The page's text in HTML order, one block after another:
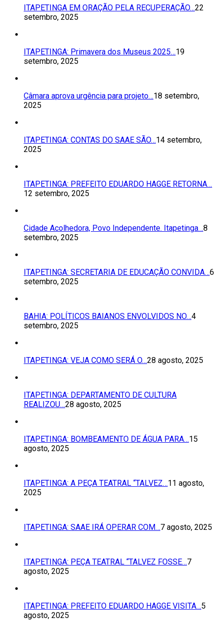
ITAPETINGA EM ORAÇÃO PELA RECUPERAÇÃO…22
setembro, 2025
ITAPETINGA: Primavera dos Museus 2025…19
setembro, 2025
Câmara aprova urgência para projeto…18 setembro,
2025
ITAPETINGA: CONTAS DO SAAE SÃO…14 setembro,
2025
ITAPETINGA: PREFEITO EDUARDO HAGGE RETORNA…
12 setembro, 2025
Cidade Acolhedora, Povo Independente. Itapetinga…8
setembro, 2025
ITAPETINGA: SECRETARIA DE EDUCAÇÃO CONVIDA…6
setembro, 2025
BAHIA: POLÍTICOS BAIANOS ENVOLVIDOS NO…4
setembro, 2025
ITAPETINGA: VEJA COMO SERÁ O…28 agosto, 2025
ITAPETINGA: DEPARTAMENTO DE CULTURA
REALIZOU…28 agosto, 2025
ITAPETINGA: BOMBEAMENTO DE ÁGUA PARA…15
agosto, 2025
ITAPETINGA: A PEÇA TEATRAL “TALVEZ…11 agosto,
2025
ITAPETINGA: SAAE IRÁ OPERAR COM…7 agosto, 2025
ITAPETINGA: PEÇA TEATRAL “TALVEZ FOSSE…7
agosto, 2025
ITAPETINGA: PREFEITO EDUARDO HAGGE VISITA…5
agosto, 2025